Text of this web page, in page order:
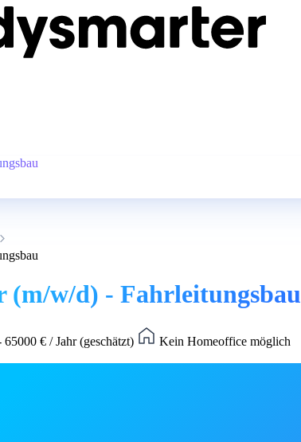
(m/w/d) - Fahrleitungsbau
65000 € / Jahr (geschätzt)
Kein Homeoffice möglich